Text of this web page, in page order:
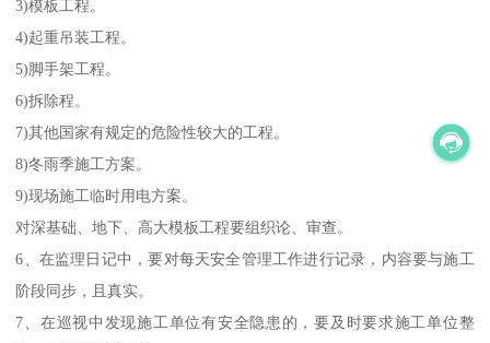
3)模板工程。
4)起重吊装工程。
5)脚手架工程。
6)拆除程。
7)其他国家有规定的危险性较大的工程。
8)冬雨季施工方案。
9)现场施工临时用电方案。
对深基础、地下、高大模板工程要组织论、审查。
6、在监理日记中，要对每天安全管理工作进行记录，内容要与施工
阶段同步，且真实。
7、在巡视中发现施工单位有安全隐患的，要及时要求施工单位整